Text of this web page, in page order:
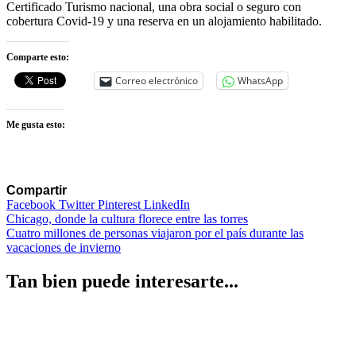
Certificado Turismo nacional, una obra social o seguro con
cobertura Covid-19 y una reserva en un alojamiento habilitado.
Comparte esto:
Correo electrónico WhatsApp
Me gusta esto:
Compartir
Facebook TwitterPinterest LinkedIn
Navegación
de
Chicago, donde la cultura florece entre las torres
Cuatro millones de personas viajaron por el país durante las
vacaciones de invierno
Tan bien puede interesarte...